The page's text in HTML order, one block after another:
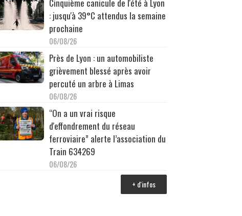
Cinquième canicule de l'été à Lyon
: jusqu'à 39°C attendus la semaine
prochaine
06/08/26
Près de Lyon : un automobiliste
grièvement blessé après avoir
percuté un arbre à Limas
06/08/26
“On a un vrai risque
d'effondrement du réseau
ferroviaire” alerte l’association du
Train 634269
06/08/26
+ d'infos